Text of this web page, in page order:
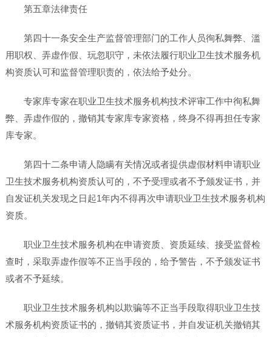
第五章法律责任
第四十一条安全生产监督管理部门的工作人员徇私舞弊、滥
用职权、弄虚作假、玩忽职守，未依法履行职业卫生技术服务机
构资质认可和监督管理职责的，依法给予处分。
专家库专家在职业卫生技术服务机构技术评审工作中徇私舞
弊、弄虚作假的，撤销其专家库专家资格，终身不得再担任专家
库专家。
第四十二条申请人隐瞒有关情况或者提供虚假材料申请职业
卫生技术服务机构资质认可的，不予受理或者不予颁发证书，并
自发证机关发现之日起1年内不得再次申请职业卫生技术服务机构
资质。
职业卫生技术服务机构在申请资质、资质延续、接受监督检
查时，采取弄虚作假等不正当手段的，给予警告，不予颁发证书
或者不予延续。
职业卫生技术服务机构以欺骗等不正当手段取得职业卫生技
术服务机构资质证书的，撤销其资质证书，并自发证机关撤销其